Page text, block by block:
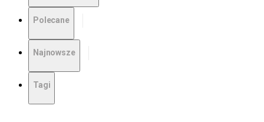
Polecane
Najnowsze
Tagi